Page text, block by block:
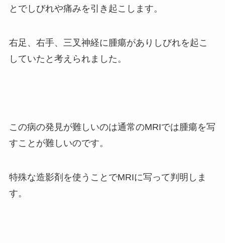
とでしびれや痛みを引き起こします。
右足、右手、三叉神経に腫瘍がありしびれを起こ
していたと考えられました。
この病の発見が難しいのは通常のMRIでは腫瘍を写
すことが難しいのです。
特殊な造影剤を使うことでMRIに写って判明しま
す。